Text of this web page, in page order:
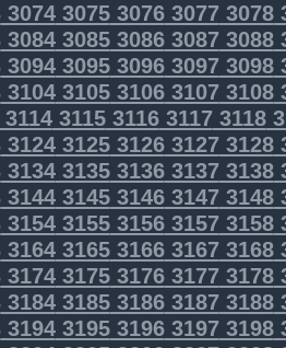
30743075307630773078
30843085308630873088
30943095309630973098
31043105310631073108
3115311631173118
31243125312631273128
31343135313631373138
31443145314631473148
31543155315631573158
31643165316631673168
31743175317631773178
31843185318631873188
31943195319631973198